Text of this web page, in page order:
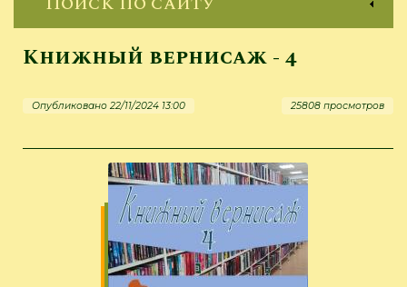
Книжный вернисаж - 4
Опубликовано 22/11/2024 13:00 25808 просмотров